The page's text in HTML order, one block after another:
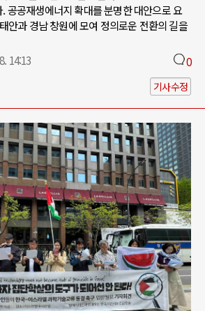
공공재생에너지 확대를 분명한 대안으로 요
안과 경남 창원에 모여 정의로운 전환의 길을
14:13 0
기사수정